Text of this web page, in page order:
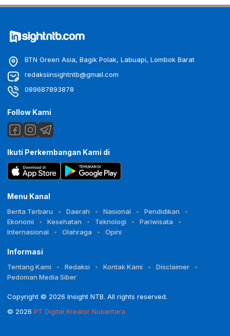
BTN Green Asia, Bagik Polak, Labuapi, Lombok Barat
redaksiinsightntb@gmail.com
089687893878
Follow Kami
Ikuti Perkembangan Kami di
Menu Kanal
Berita Terbaru Daerah Nasional
Pendidikan
Ekonomi
Kesehatan Teknologi
Pariwisata
Internasional
Olahraga Opini
Informasi
Tentang Kami Redaksi Kontak Kami
Disclaimer
Pedoman Media Siber
Copyright © 2026 Insight NTB. All rights reserved.
© 2026 PT Digital Kreator Nusantara